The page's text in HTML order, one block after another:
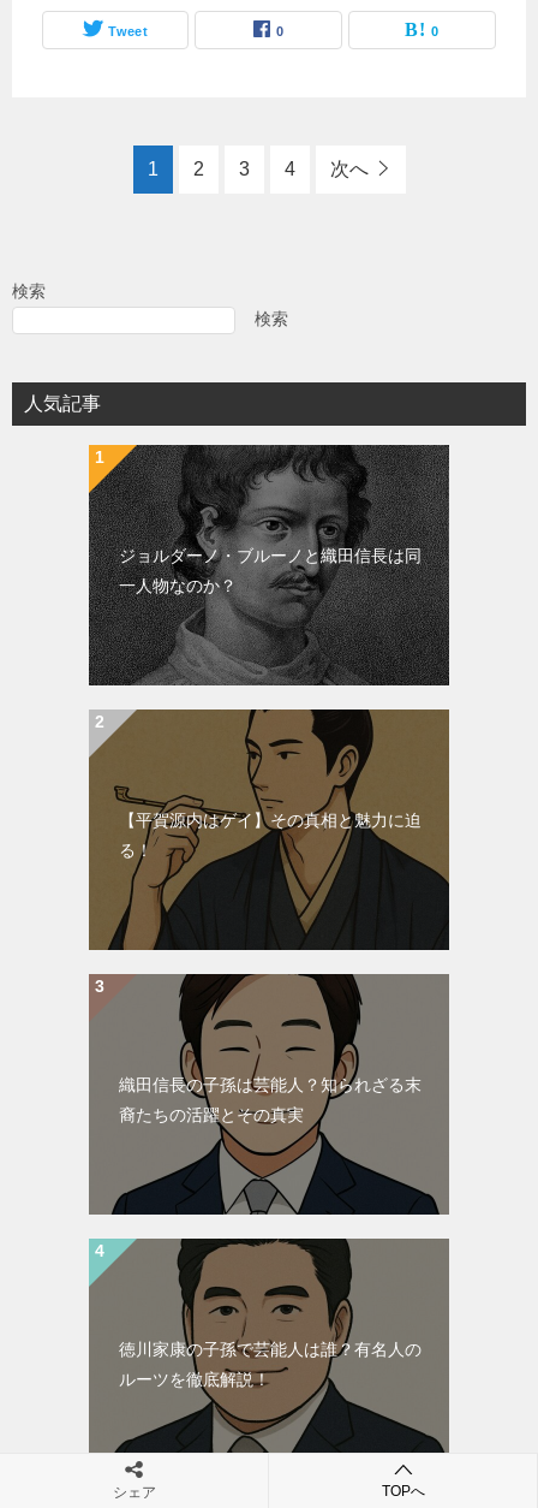
Tweet 0 0
1 2 3 4 次へ
検索
検索
人気記事
ジョルダーノ・ブルーノと織田信長は同
一人物なのか？
【平賀源内はゲイ】その真相と魅力に迫
る！
織田信長の子孫は芸能人？知られざる末
裔たちの活躍とその真実
徳川家康の子孫で芸能人は誰？有名人の
ルーツを徹底解説！
シェア TOPへ